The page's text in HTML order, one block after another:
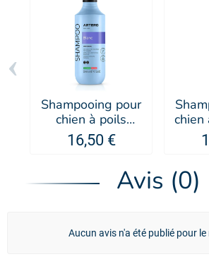
Shampooing pour
chien à poils
blancs - Artero
16,50 €
chien
-
‹
Avis (0)
Aucun avis n'a été publié pour